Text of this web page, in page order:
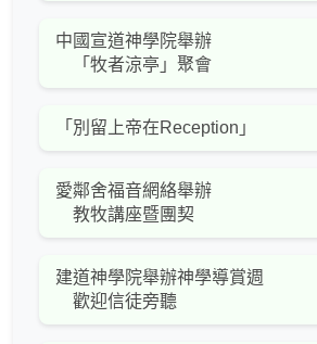
中國宣道神學院舉辦
「牧者涼亭」聚會
「別留上帝在Reception」
愛鄰舍福音網絡舉辦
教牧講座暨團契
建道神學院舉辦神學導賞週
歡迎信徒旁聽